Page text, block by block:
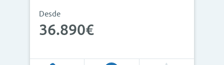
Desde
36.890€